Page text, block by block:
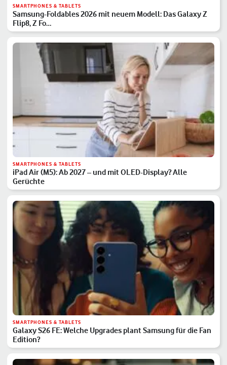
SMARTPHONES & TABLETS
Samsung-Foldables 2026 mit neuem Modell: Das Galaxy Z
Flip8, Z Fo…
SMARTPHONES & TABLETS
iPad Air (M5): Ab 2027 – und mit OLED-Display? Alle
Gerüchte
SMARTPHONES & TABLETS
Galaxy S26 FE: Welche Upgrades plant Samsung für die Fan
Edition?